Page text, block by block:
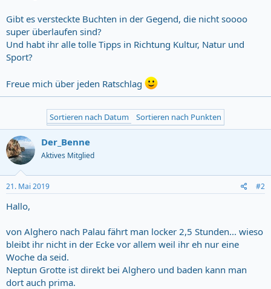
Gibt es versteckte Buchten in der Gegend, die nicht soooo
super überlaufen sind?
Und habt ihr alle tolle Tipps in Richtung Kultur, Natur und
Sport?
Freue mich über jeden Ratschlag
Sortieren nach Datum Sortieren nach Punkten
Der_Benne
Aktives Mitglied
21. Mai 2019 #2
Hallo,
von Alghero nach Palau fährt man locker 2,5 Stunden... wieso
bleibt ihr nicht in der Ecke vor allem weil ihr eh nur eine
Woche da seid.
Neptun Grotte ist direkt bei Alghero und baden kann man
dort auch prima.